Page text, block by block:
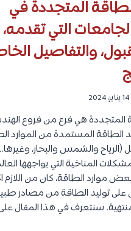
المتجددة في
التي تقدمه،
والتفاصيل
14 يناير، 2024
المتجددة هي فرع من فروع
الطاقة المستمدة من الموارد
(الرياح والشمس والبحار،
المناخية التي يواجهها
موارد الطاقة، كان من اللازم
توليد الطاقة من مصادر
سنتعرف في هذا المقال